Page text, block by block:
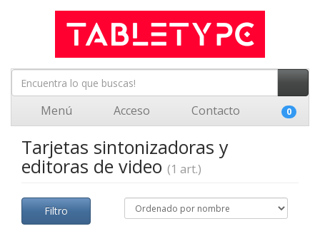
Menú Acceso Contacto 0
Tarjetas sintonizadoras y
editoras de video (1 art.)
Filtro